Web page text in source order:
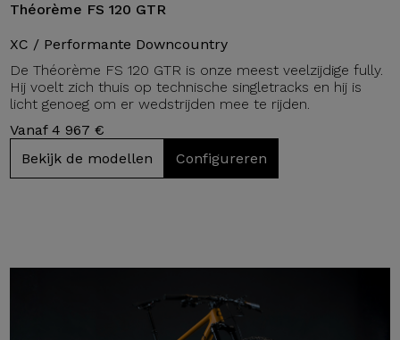
Théorème FS 120 GTR
XC / Performante Downcountry
De Théorème FS 120 GTR is onze meest veelzijdige fully.
Hij voelt zich thuis op technische singletracks en hij is
licht genoeg om er wedstrijden mee te rijden.
Vanaf 4 967 €
Bekijk de modellen
Configureren